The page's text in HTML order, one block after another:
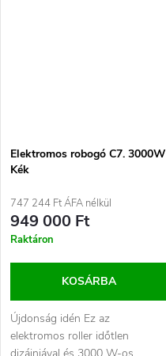
Elektromos robogó C7. 3000W
Kék
747 244 Ft ÁFA nélkül
949 000 Ft
Raktáron
KOSÁRBA
Újdonság idén Ez az
elektromos roller időtlen
dizájnjával és 3000 W-os